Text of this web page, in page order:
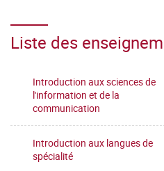
Liste des
Introduction aux sciences de
l'information et de la
communication
Introduction aux langues de
spécialité